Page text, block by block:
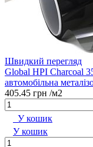
Швидкий перегляд
Global HPI Charcoal
автомобільна
405.45 грн /м2
У кошик
У кошик